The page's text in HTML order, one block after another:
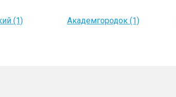
(1) Академгородок (1)